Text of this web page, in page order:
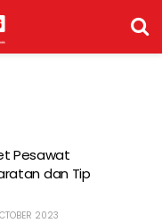
Pesawat
dan Tip
2023